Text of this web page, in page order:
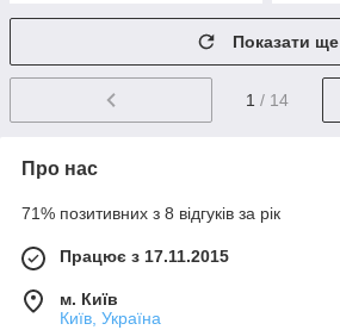
Показати ще
1 / 14
Про нас
71% позитивних з 8 відгуків за рік
Працює з 17.11.2015
м. Київ
Київ, Україна